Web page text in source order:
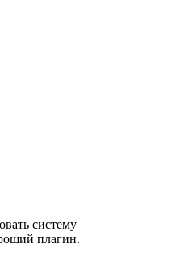
систему
плагин.